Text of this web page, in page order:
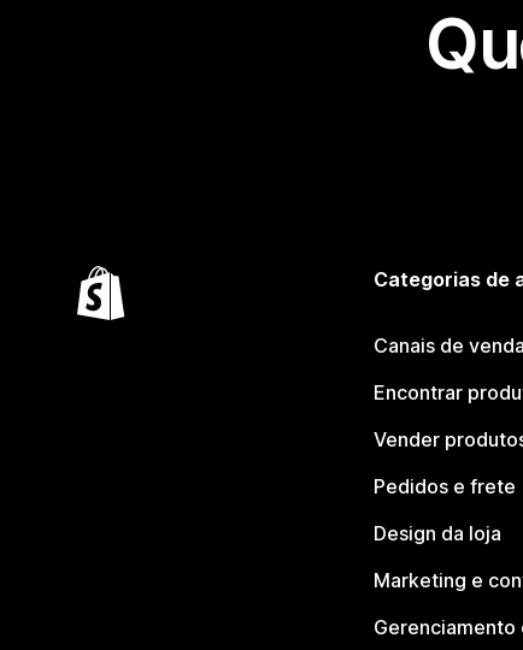
Categorias de
Canais de
Encontrar
Vender
Pedidos e frete
Design da loja
Marketing e
Gerenciamento